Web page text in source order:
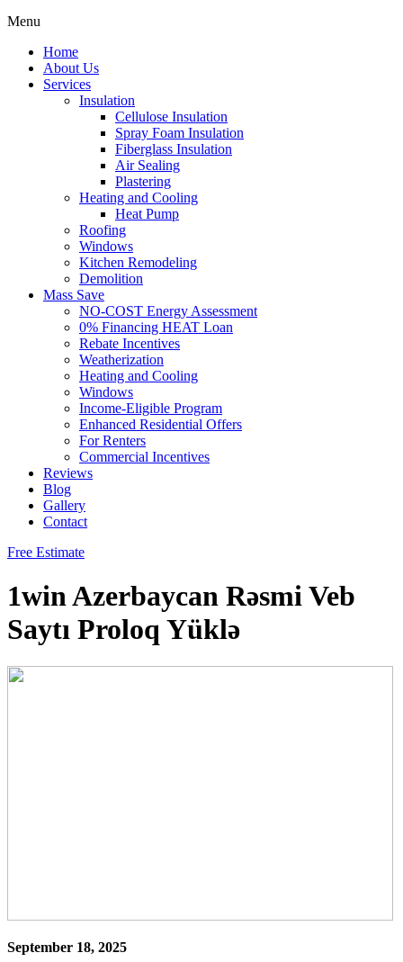
Menu
Home
About Us
Services
Insulation
Cellulose Insulation
Spray Foam Insulation
Fiberglass Insulation
Air Sealing
Plastering
Heating and Cooling
Heat Pump
Roofing
Windows
Kitchen Remodeling
Demolition
Mass Save
NO-COST Energy Assessment
0% Financing HEAT Loan
Rebate Incentives
Weatherization
Heating and Cooling
Windows
Income-Eligible Program
Enhanced Residential Offers
For Renters
Commercial Incentives
Reviews
Blog
Gallery
Contact
Free Estimate
1win Azerbaycan Rəsmi Veb
Saytı Proloq Yüklə
September 18, 2025